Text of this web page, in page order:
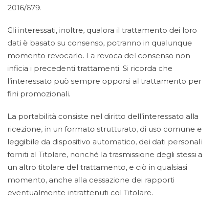
2016/679.
Gli interessati, inoltre, qualora il trattamento dei loro
dati è basato su consenso, potranno in qualunque
momento revocarlo. La revoca del consenso non
inficia i precedenti trattamenti. Si ricorda che
l’interessato può sempre opporsi al trattamento per
fini promozionali.
La portabilità consiste nel diritto dell’interessato alla
ricezione, in un formato strutturato, di uso comune e
leggibile da dispositivo automatico, dei dati personali
forniti al Titolare, nonché la trasmissione degli stessi a
un altro titolare del trattamento, e ciò in qualsiasi
momento, anche alla cessazione dei rapporti
eventualmente intrattenuti col Titolare.